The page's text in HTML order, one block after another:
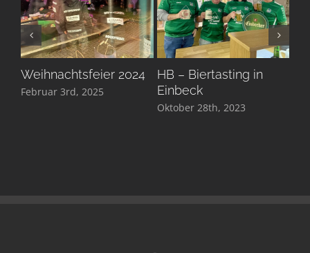
Weihnachtsfeier 2024
Februar 3rd, 2025
HB – Biertasting in
Einbeck
Oktober 28th, 2023